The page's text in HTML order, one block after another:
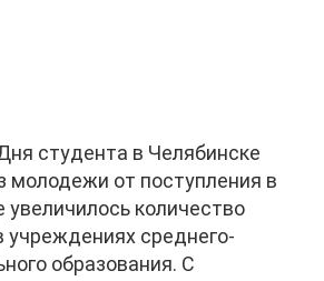
студента в Челябинске
молодежи от поступления в
увеличилось количество
среднего-
образования. С